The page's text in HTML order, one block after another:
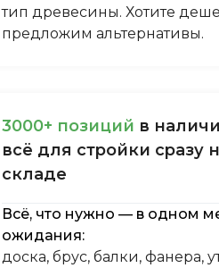
тип древесины. Хотите
предложим альтернативы.
3000+ пoзиций в
вcё для cтpoйки cpaзу
cклaдe
Всё, что нужно — в одном
ожидания:
доска, брус, балки, фанера,